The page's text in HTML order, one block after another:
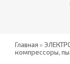
Главная »
компрессоры,